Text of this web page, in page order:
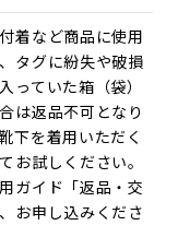
着など商品に使用
タグに紛失や破損
っていた箱（袋）
は返品不可となり
下を着用いただく
お試しください。
ガイド「返品・交
お申し込みくださ